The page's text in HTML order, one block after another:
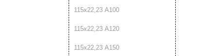
115х22,23 A100
115х22,23 A120
115х22,23 A150